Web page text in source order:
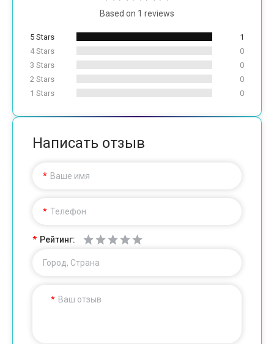
Based on 1 reviews
5 Stars
1
4 Stars
0
3 Stars
0
2 Stars
0
1 Stars
0
Написать отзыв
Ваше имя
Телефон
Рейтинг:
Город, Страна
Ваш отзыв